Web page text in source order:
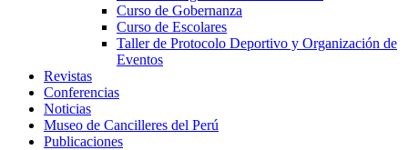
Curso de Gobernanza
Curso de Escolares
Taller de Protocolo Deportivo y Organización de
Eventos
Revistas
Conferencias
Noticias
Museo de Cancilleres del Perú
Publicaciones